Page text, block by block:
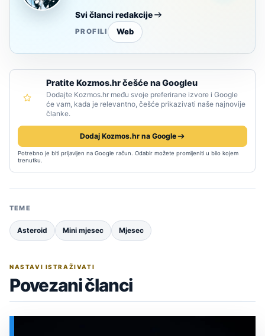
Svi članci redakcije
PROFILI Web
Pratite Kozmos.hr češće na Googleu
Dodajte Kozmos.hr među svoje preferirane izvore i Google
će vam, kada je relevantno, češće prikazivati naše najnovije
članke.
Dodaj Kozmos.hr na Google
Potrebno je biti prijavljen na Google račun. Odabir možete promijeniti u bilo kojem
trenutku.
TEME
Asteroid Mini mjesec Mjesec
NASTAVI ISTRAŽIVATI
Povezani članci